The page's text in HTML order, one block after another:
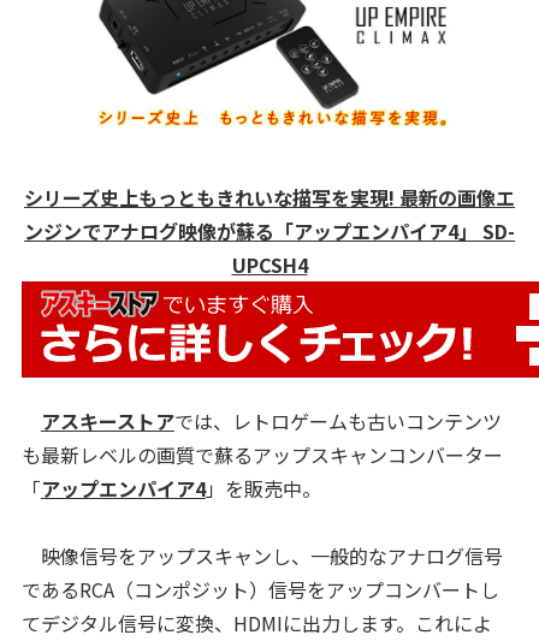
シリーズ史上もっともきれいな描写を実現! 最新の画像エ
ンジンでアナログ映像が蘇る「アップエンパイア4」 SD-
UPCSH4
アスキーストアでは、レトロゲームも古いコンテンツ
も最新レベルの画質で蘇るアップスキャンコンバーター
「アップエンパイア4」を販売中。
映像信号をアップスキャンし、一般的なアナログ信号
であるRCA（コンポジット）信号をアップコンバートし
てデジタル信号に変換、HDMIに出力します。これによ